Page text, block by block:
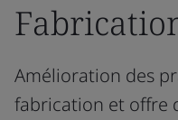
Amélioration des
fabrication et offre